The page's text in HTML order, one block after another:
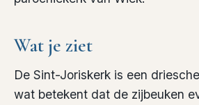
Wat je ziet
De Sint-Joriskerk is een
wat betekent dat de zijbeuken